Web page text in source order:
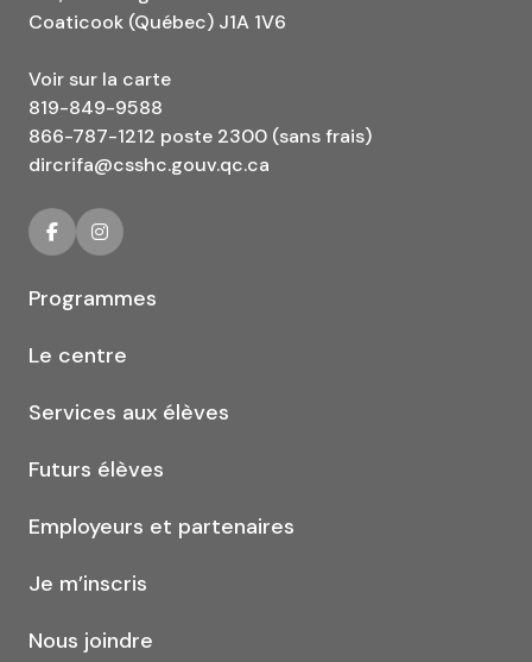
Coaticook (Québec) J1A 1V6
Voir sur la carte
819-849-9588
866-787-1212 poste 2300 (sans frais)
dircrifa@csshc.gouv.qc.ca
Programmes
Le centre
Services aux élèves
Futurs élèves
Employeurs et partenaires
Je m’inscris
Nous joindre